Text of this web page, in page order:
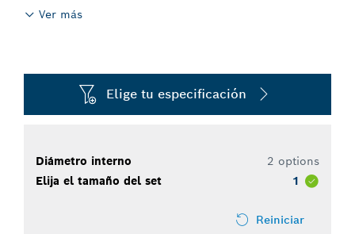
Ver más
Elige tu especificación
Diámetro interno
2 options
Elija el tamaño del set
1
Reiniciar